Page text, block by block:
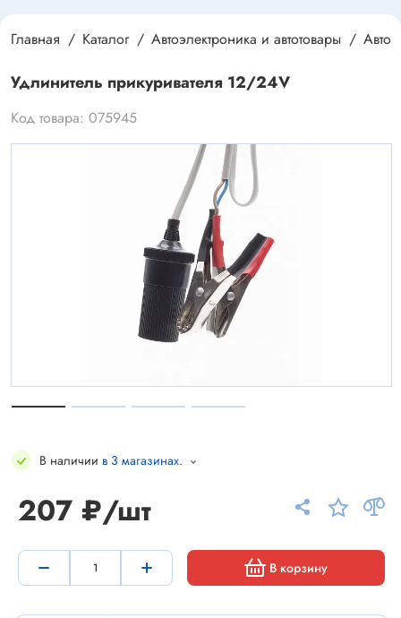
Главная Каталог Автоэлектроника и автотовары
Удлинитель прикуривателя 12/24V
Код товара: 075945
В наличии в 3 магазинах.
207 ₽/шт
В корзину